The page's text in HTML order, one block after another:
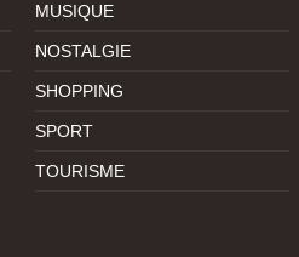
MUSIQUE
NOSTALGIE
SHOPPING
SPORT
TOURISME